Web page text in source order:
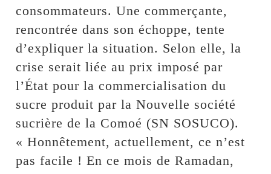
consommateurs. Une commerçante,
rencontrée dans son échoppe, tente
d’expliquer la situation. Selon elle, la
crise serait liée au prix imposé par
l’État pour la commercialisation du
sucre produit par la Nouvelle société
sucrière de la Comoé (SN SOSUCO).
« Honnêtement, actuellement, ce n’est
pas facile ! En ce mois de Ramadan,